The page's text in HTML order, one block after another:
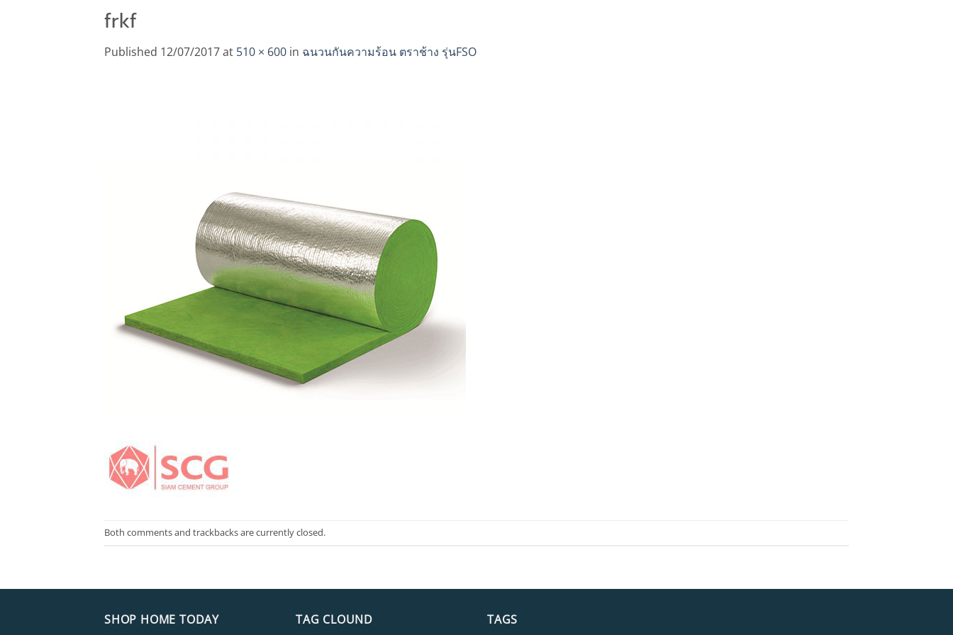
frkf
Published 12/07/2017at 510 × 600 in ฉนวนกันความร้อน ตราช้าง รุ่นFSO
Both comments and trackbacks are currently closed.
SHOP HOME TODAY TAG CLOUND TAGS